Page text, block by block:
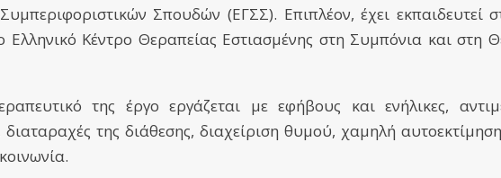
Σπουδών (ΕΓΣΣ). Επιπλέον, έχει εκπαιδευτεί
Ελληνικό Κέντρο Θεραπείας Εστιασμένης στη Συμπόνια και στη
της έργο εργάζεται με εφήβους και ενήλικες,
της διάθεσης, διαχείριση θυμού, χαμηλή